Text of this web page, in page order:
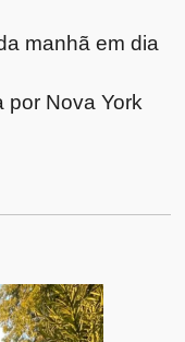
manhã em dia
por Nova York